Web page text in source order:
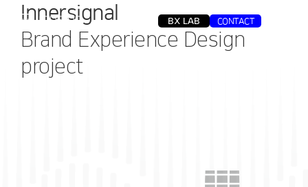
CONTACT
Innersignal
Brand Experience Design
project